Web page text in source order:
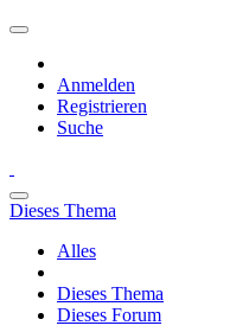
Anmelden
Registrieren
Suche
Dieses Thema
Alles
Dieses Thema
Dieses Forum